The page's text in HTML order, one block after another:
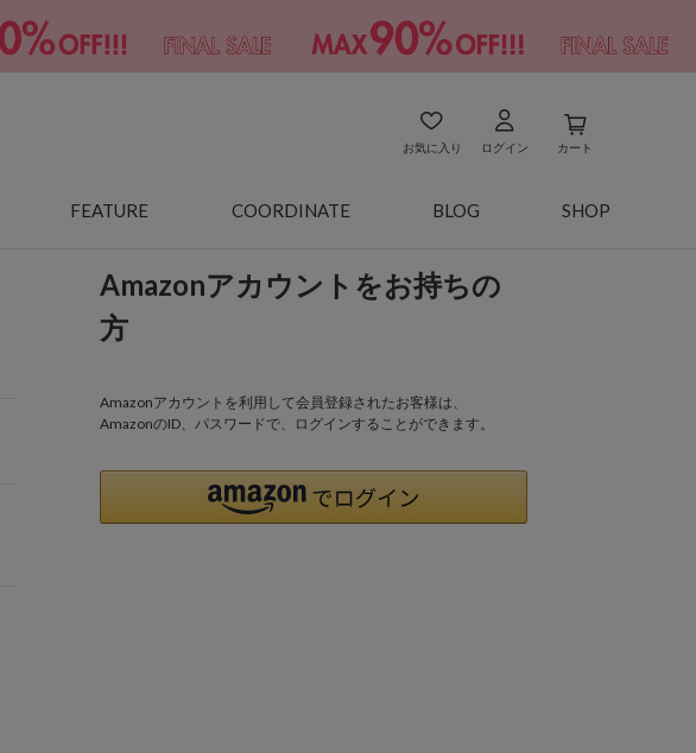
お気に入り ログイン カート
FEATURE COORDINATE BLOG SHOP
Amazonアカウントをお持ちの
方
Amazonアカウントを利用して会員登録されたお客様は、
AmazonのID、パスワードで、ログインすることができます。